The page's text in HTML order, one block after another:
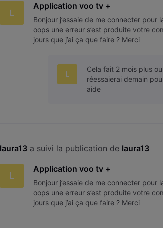
L
Application voo tv +
Bonjour j’essaie de me connecter
oops une erreur s’est produite votre
jours que j’ai ça que faire ? Merci
L
Cela fait 2 mois plus
réessaierai demain
aide
laura13 a suivi la publication de laura13
L
Application voo tv +
Bonjour j’essaie de me connecter
oops une erreur s’est produite votre
jours que j’ai ça que faire ? Merci